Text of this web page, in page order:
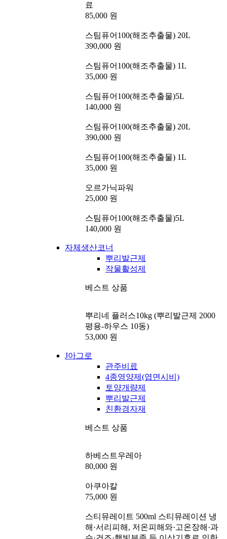
료
85,000 원
스팀퓨어100(해조추출물) 20L
390,000 원
스팀퓨어100(해조추출물) 1L
35,000 원
스팀퓨어100(해조추출물)5L
140,000 원
스팀퓨어100(해조추출물) 20L
390,000 원
스팀퓨어100(해조추출물) 1L
35,000 원
오르가닉파워
25,000 원
스팀퓨어100(해조추출물)5L
140,000 원
자체생산코너
뿌리발근제
작물활성제
베스트 상품
뿌리네 플러스10kg (뿌리발근제 2000
평용-하우스 10동)
53,000 원
J아그로
관주비료
4종영양제(엽면시비)
토양개량제
뿌리발근제
친환경자재
베스트 상품
하베스트우레아
80,000 원
아쿠아칼
75,000 원
스티뮤레이트 500ml 스티뮤레이션 냉
해·서리피해, 저온피해와·고온장해·과